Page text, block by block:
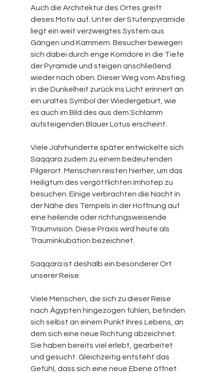
Auch die Architektur des Ortes greift
dieses Motiv auf. Unter der Stufenpyramide
liegt ein weit verzweigtes System aus
Gängen und Kammern. Besucher bewegen
sich dabei durch enge Korridore in die Tiefe
der Pyramide und steigen anschließend
wieder nach oben. Dieser Weg vom Abstieg
in die Dunkelheit zurück ins Licht erinnert an
ein uraltes Symbol der Wiedergeburt, wie
es auch im Bild des aus dem Schlamm
aufsteigenden Blauer Lotus erscheint.
Viele Jahrhunderte später entwickelte sich
Saqqara zudem zu einem bedeutenden
Pilgerort. Menschen reisten hierher, um das
Heiligtum des vergöttlichten Imhotep zu
besuchen. Einige verbrachten die Nacht in
der Nähe des Tempels in der Hoffnung auf
eine heilende oder richtungsweisende
Traumvision. Diese Praxis wird heute als
Trauminkubation bezeichnet.
Saqqara ist deshalb ein besonderer Ort
unserer Reise.
Viele Menschen, die sich zu dieser Reise
nach Ägypten hingezogen fühlen, befinden
sich selbst an einem Punkt ihres Lebens, an
dem sich eine neue Richtung abzeichnet.
Sie haben bereits viel erlebt, gearbeitet
und gesucht. Gleichzeitig entsteht das
Gefühl, dass sich eine neue Ebene öffnet.